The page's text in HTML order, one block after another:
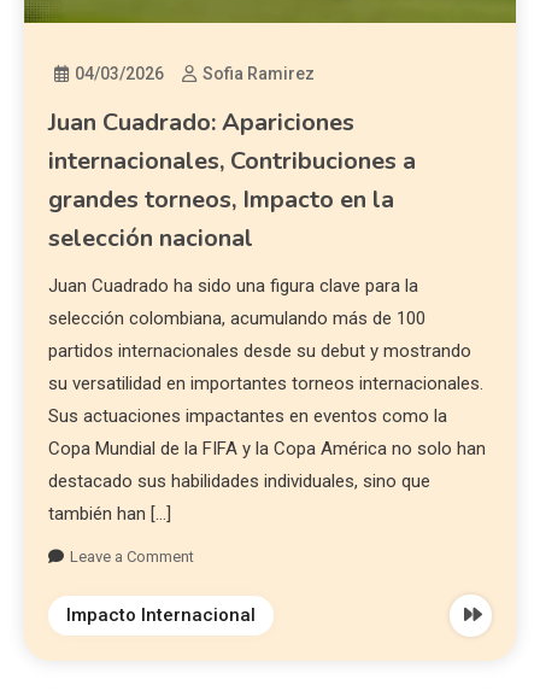
04/03/2026 Sofia Ramirez
Juan Cuadrado: Apariciones
internacionales, Contribuciones a
grandes torneos, Impacto en la
selección nacional
Juan Cuadrado ha sido una figura clave para la
selección colombiana, acumulando más de 100
partidos internacionales desde su debut y mostrando
su versatilidad en importantes torneos internacionales.
Sus actuaciones impactantes en eventos como la
Copa Mundial de la FIFA y la Copa América no solo han
destacado sus habilidades individuales, sino que
también han […]
Leave a Comment
Impacto Internacional